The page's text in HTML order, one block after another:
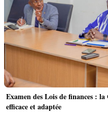
Examen des Lois de finances :
efficace et adaptée ‎